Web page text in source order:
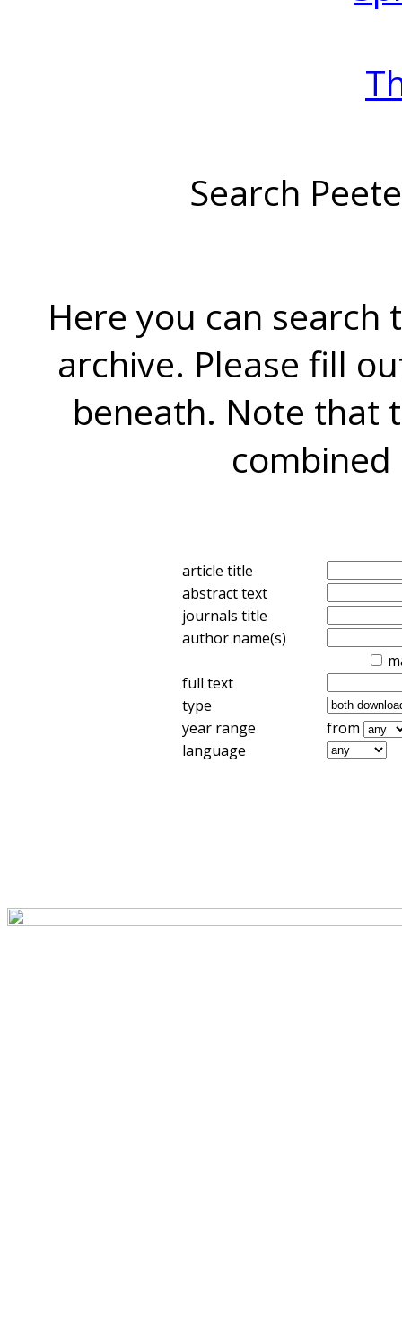
Search
Here you can search
archive. Please fill
beneath. Note that
combined
article title
abstract text
journals title
author name(s)
full text
type
year range
from
language